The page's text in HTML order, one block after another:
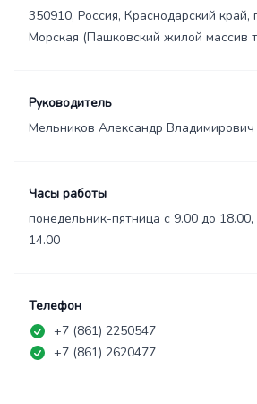
350910, Россия, Краснодарский край,
Морская (Пашковский жилой массив
Руководитель
Мельников Александр Владимирович
Часы работы
понедельник-пятница с 9.00 до
14.00
Телефон
+7 (861) 2250547
+7 (861) 2620477